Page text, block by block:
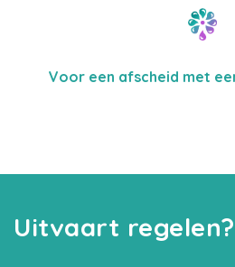
Voor een afscheid met
Uitvaart regelen?